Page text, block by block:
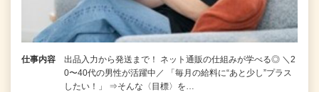
仕事内容
出品入力から発送まで！ ネット通販の仕組みが学べる◎ ＼2
0〜40代の男性が活躍中／ 「毎月の給料に“あと少し”プラス
したい！」 ⇒そんな〈目標〉を…